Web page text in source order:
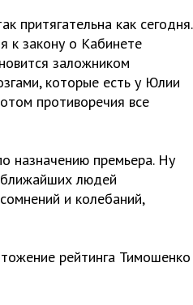
притягательна как сегодня.
к закону о Кабинете
заложником
которые есть у Юлии
противоречия все
назначению премьера. Ну
людей
и колебаний,
рейтинга Тимошенко